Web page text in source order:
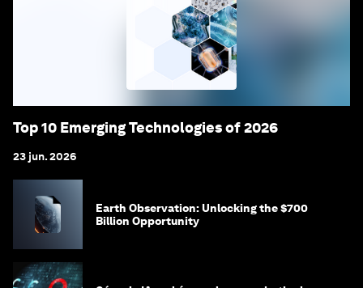
Top 10 Emerging Technologies of 2026
23 jun. 2026
Earth Observation: Unlocking the $700
Billion Opportunity